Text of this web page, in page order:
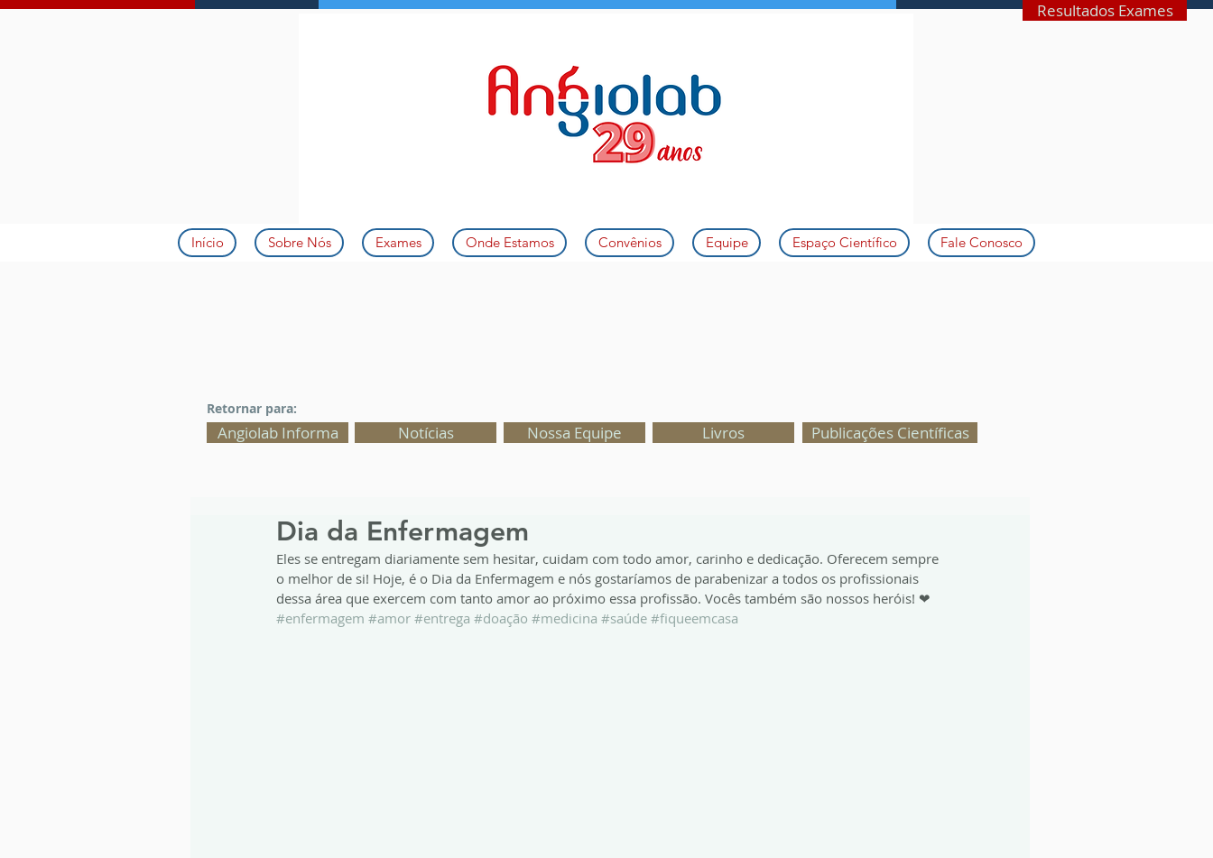
Resultados Exames
Início Sobre Nós Exames Onde Estamos Convênios Equipe Espaço Científico Fale Conosco
Retornar para:
Angiolab Informa Notícias Nossa Equipe Livros Publicações Científicas
Dia da Enfermagem
Eles se entregam diariamente sem hesitar, cuidam com todo amor, carinho e dedicação. Oferecem sempre
o melhor de si! Hoje, é o Dia da Enfermagem e nós gostaríamos de parabenizar a todos os profissionais
dessa área que exercem com tanto amor ao próximo essa profissão. Vocês também são nossos heróis! ❤
#enfermagem #amor #entrega #doação #medicina #saúde #fiqueemcasa